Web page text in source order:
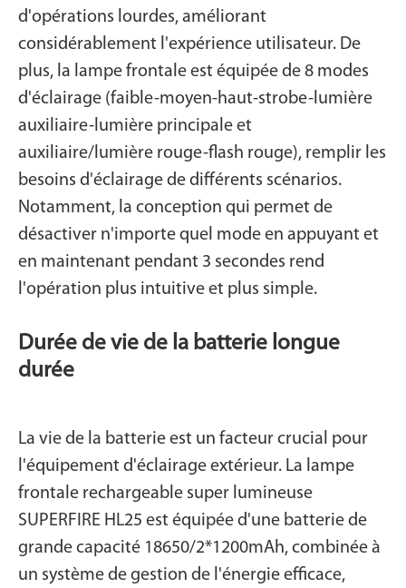
d'opérations lourdes, améliorant
considérablement l'expérience utilisateur. De
plus, la lampe frontale est équipée de 8 modes
d'éclairage (faible-moyen-haut-strobe-lumière
auxiliaire-lumière principale et
auxiliaire/lumière rouge-flash rouge), remplir les
besoins d'éclairage de différents scénarios.
Notamment, la conception qui permet de
désactiver n'importe quel mode en appuyant et
en maintenant pendant 3 secondes rend
l'opération plus intuitive et plus simple.
Durée de vie de la batterie longue
durée
La vie de la batterie est un facteur crucial pour
l'équipement d'éclairage extérieur. La lampe
frontale rechargeable super lumineuse
SUPERFIRE HL25 est équipée d'une batterie de
grande capacité 18650/2*1200mAh, combinée à
un système de gestion de l'énergie efficace,